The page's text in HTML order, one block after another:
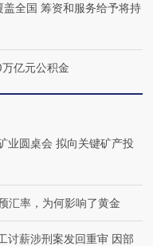
盖全国 筹资和服务给予将持
万亿元公积金
业圆桌会 拟向关键矿产投
汇率，为何影响了黄金
讨薪涉刑案发回重审 因部